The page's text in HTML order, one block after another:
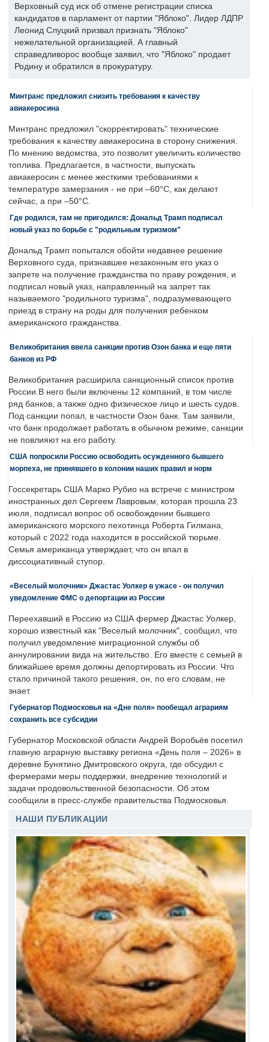
Верховный суд иск об отмене регистрации списка
кандидатов в парламент от партии "Яблоко". Лидер ЛДПР
Леонид Слуцкий призвал признать "Яблоко"
нежелательной организацией. А главный
справедливорос вообще заявил, что "Яблоко" продает
Родину и обратился в прокуратуру.
Минтранс предложил снизить требования к качеству
авиакеросина
Минтранс предложил "скорректировать" технические
требования к качеству авиакеросина в сторону снижения.
По мнению ведомства, это позволит увеличить количество
топлива. Предлагается, в частности, выпускать
авиакеросин с менее жесткими требованиями к
температуре замерзания - не при –60°C, как делают
сейчас, а при –50°C.
Где родился, там не пригодился: Дональд Трамп подписал
новый указ по борьбе с "родильным туризмом"
Дональд Трамп попытался обойти недавнее решение
Верховного суда, признавшее незаконным его указ о
запрете на получение гражданства по праву рождения, и
подписал новый указ, направленный на запрет так
называемого "родильного туризма", подразумевающего
приезд в страну на роды для получения ребенком
американского гражданства.
Великобритания ввела санкции против Озон банка и еще пяти
банков из РФ
Великобритания расширила санкционный список против
России.В него были включены 12 компаний, в том числе
ряд банков, а также одно физическое лицо и шесть судов.
Под санкции попал, в частности Озон банк. Там заявили,
что банк продолжает работать в обычном режиме, санкции
не повлияют на его работу.
США попросили Россию освободить осужденного бывшего
морпеха, не принявшего в колонии наших правил и норм
Госсекретарь США Марко Рубио на встрече с министром
иностранных дел Сергеем Лавровым, которая прошла 23
июля, подписал вопрос об освобождении бывшего
американского морского пехотинца Роберта Гилмана,
который с 2022 года находится в российской тюрьме.
Семья американца утверждает, что он впал в
диссоциативный ступор.
«Веселый молочник» Джастас Уолкер в ужасе - он получил
уведомление ФМС о депортации из России
Переехавший в Россию из США фермер Джастас Уолкер,
хорошо известный как "Веселый молочник", сообщил, что
получил уведомление миграционной службы об
аннулировании вида на жительство. Его вместе с семьей в
ближайшее время должны депортировать из России. Что
стало причиной такого решения, он, по его словам, не
знает.
Губернатор Подмосковья на «Дне поля» пообещал аграриям
сохранить все субсидии
Губернатор Московской области Андрей Воробьёв посетил
главную аграрную выставку региона «День поля – 2026» в
деревне Бунятино Дмитровского округа, где обсудил с
фермерами меры поддержки, внедрение технологий и
задачи продовольственной безопасности. Об этом
сообщили в пресс-службе правительства Подмосковья.
НАШИ ПУБЛИКАЦИИ